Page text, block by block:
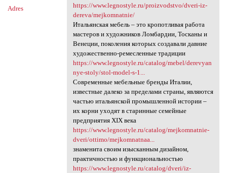
Adres
https://www.legnostyle.ru/proizvodstvo/dveri-iz-
dereva/mejkomnatnie/
Итальянская мебель – это кропотливая работа
мастеров и художников Ломбардии, Тосканы и
Венеции, поколения которых создавали давние
художественно-ремесленные традиции
https://www.legnostyle.ru/catalog/mebel/derevyan
nye-stoly/stol-model-s-1...
Современные мебельные бренды Италии,
известные далеко за пределами страны, являются
частью итальянской промышленной истории –
их корни уходят в старинные семейные
предприятия ХІХ века
https://www.legnostyle.ru/catalog/mejkomnatnie-
dveri/ottimo/mejkomnatnaa...
знаменита своим изысканным дизайном,
практичностью и функциональностью
https://www.legnostyle.ru/catalog/dveri/iz-